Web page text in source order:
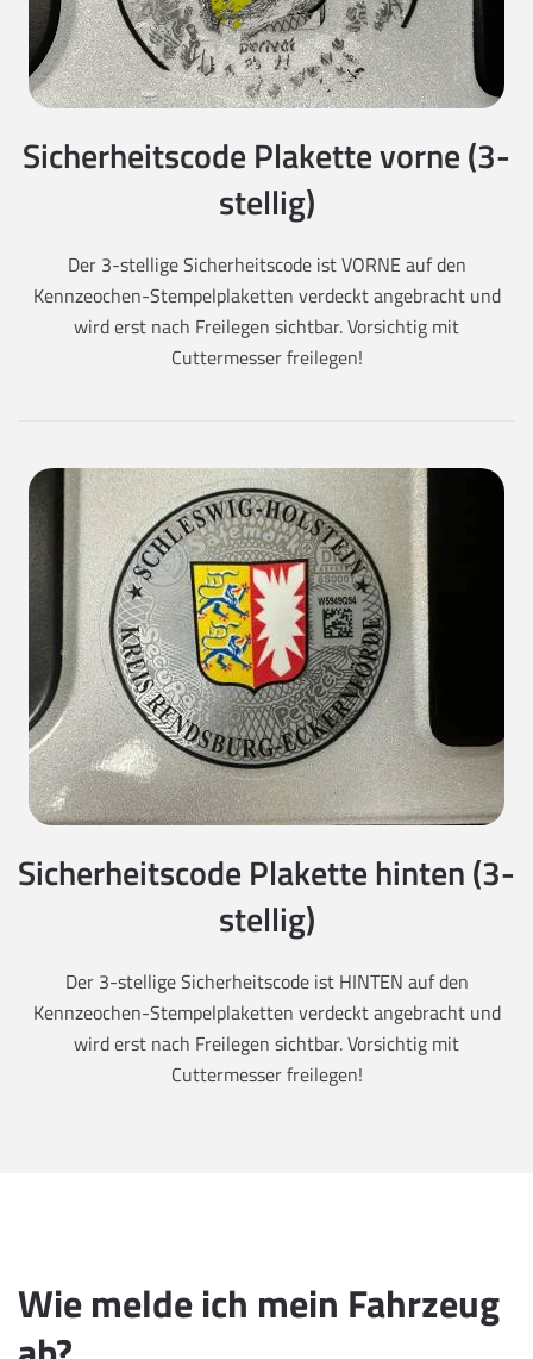
Sicherheitscode Plakette vorne (3-
stellig)
Der 3-stellige Sicherheitscode ist VORNE auf den
Kennzeochen-Stempelplaketten verdeckt angebracht und
wird erst nach Freilegen sichtbar. Vorsichtig mit
Cuttermesser freilegen!
Sicherheitscode Plakette hinten (3-
stellig)
Der 3-stellige Sicherheitscode ist HINTEN auf den
Kennzeochen-Stempelplaketten verdeckt angebracht und
wird erst nach Freilegen sichtbar. Vorsichtig mit
Cuttermesser freilegen!
Wie melde ich mein Fahrzeug